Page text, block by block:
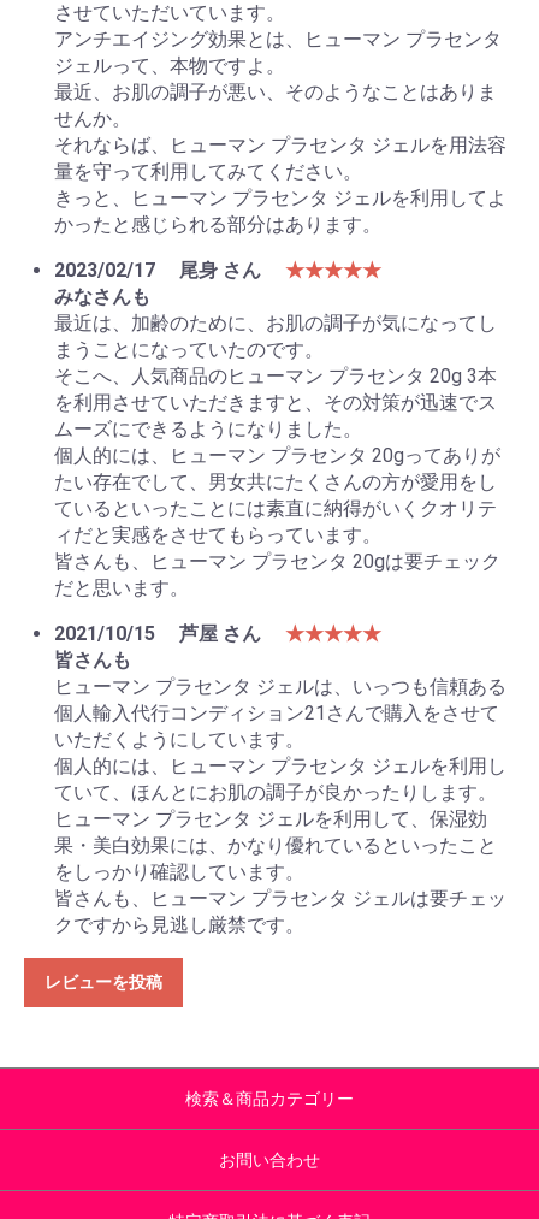
させていただいています。
アンチエイジング効果とは、ヒューマン プラセンタ
ジェルって、本物ですよ。
最近、お肌の調子が悪い、そのようなことはありま
せんか。
それならば、ヒューマン プラセンタ ジェルを用法容
量を守って利用してみてください。
きっと、ヒューマン プラセンタ ジェルを利用してよ
かったと感じられる部分はあります。
2023/02/17
尾身 さん
★★★★★
みなさんも
最近は、加齢のために、お肌の調子が気になってし
まうことになっていたのです。
そこへ、人気商品のヒューマン プラセンタ 20g 3本
を利用させていただきますと、その対策が迅速でス
ムーズにできるようになりました。
個人的には、ヒューマン プラセンタ 20gってありが
たい存在でして、男女共にたくさんの方が愛用をし
ているといったことには素直に納得がいくクオリテ
ィだと実感をさせてもらっています。
皆さんも、ヒューマン プラセンタ 20gは要チェック
だと思います。
2021/10/15
芦屋 さん
★★★★★
皆さんも
ヒューマン プラセンタ ジェルは、いっつも信頼ある
個人輸入代行コンディション21さんで購入をさせて
いただくようにしています。
個人的には、ヒューマン プラセンタ ジェルを利用し
ていて、ほんとにお肌の調子が良かったりします。
ヒューマン プラセンタ ジェルを利用して、保湿効
果・美白効果には、かなり優れているといったこと
をしっかり確認しています。
皆さんも、ヒューマン プラセンタ ジェルは要チェッ
クですから見逃し厳禁です。
レビューを投稿
検索＆商品カテゴリー
お問い合わせ